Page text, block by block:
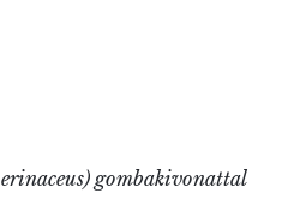
gombakivonattal